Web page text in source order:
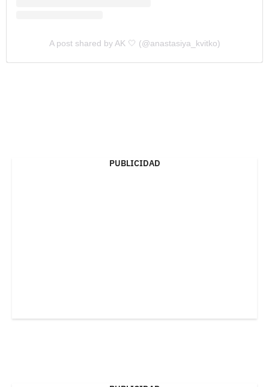
A post shared by AK 🤍 (@anastasiya_kvitko)
PUBLICIDAD